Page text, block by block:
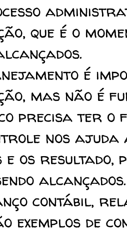
que é o
é
mas não é
precisa ter o
nos
e os resultado,
alcançados.
contábil,
exemplos de